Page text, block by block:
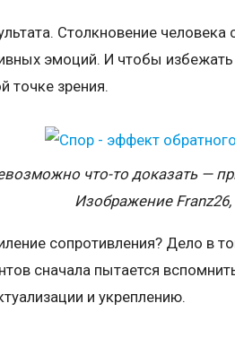
Столкновение
эмоций. И чтобы
точке зрения.
что-то доказать —
Изображение Franz26,
сопротивления? Дело в
сначала пытается
и укреплению.